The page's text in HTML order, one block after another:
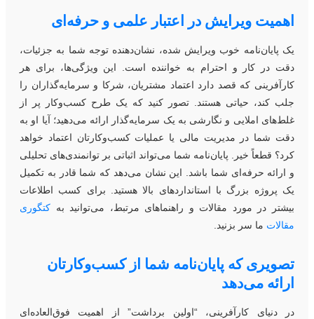
ویرایش در اعتبار علمی و حرفه‌ای
پایان‌نامه خوب ویرایش شده، نشان‌دهنده توجه شما به جزئیات،
در کار و احترام به خواننده است. این ویژگی‌ها، برای هر
که قصد دارد اعتماد مشتریان، شرکا و سرمایه‌گذاران را
کند، حیاتی هستند. تصور کنید که یک طرح کسب‌و‌کار پر از
املایی و نگارشی به یک سرمایه‌گذار ارائه می‌دهید؛ آیا او به
شما در مدیریت مالی یا عملیات کسب‌و‌کارتان اعتماد خواهد
قطعاً خیر. پایان‌نامه شما می‌تواند اثباتی بر توانمندی‌های تحلیلی
ارائه حرفه‌ای شما باشد. این نشان می‌دهد که شما قادر به تکمیل
پروژه بزرگ با استانداردهای بالا هستید. برای کسب اطلاعات
در مورد مقالات و راهنماهای مرتبط، می‌توانید بهکتگوری
ما سر بزنید.
که پایان‌نامه شما از کسب‌و‌کارتان
می‌دهد
دنیای کارآفرینی، “اولین برداشت” از اهمیت فوق‌العاده‌ای